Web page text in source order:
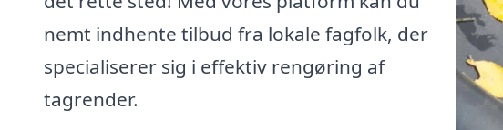
nemt indhente tilbud fra lokale fagfolk, der
specialiserer sig i effektiv rengøring af
tagrender.